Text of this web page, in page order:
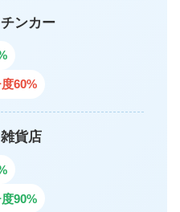
ンカー
60%
貨店
90%